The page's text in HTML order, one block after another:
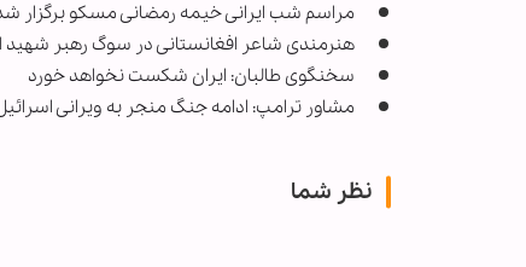
مراسم شب ایرانی خیمه رمضانی مسکو برگزار
هنرمندی شاعر افغانستانی در سوگ رهبر شهید
سخنگوی طالبان: ایران شکست نخواهد خورد
مشاور ترامپ: ادامه جنگ منجر به ویرانی
نظر شما